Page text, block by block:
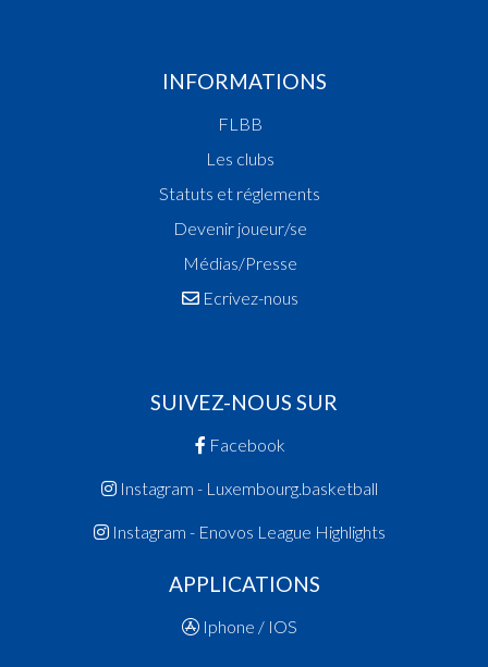
INFORMATIONS
FLBB
Les clubs
Statuts et réglements
Devenir joueur/se
Médias/Presse
Ecrivez-nous
SUIVEZ-NOUS SUR
Facebook
Instagram - Luxembourg.basketball
Instagram - Enovos League Highlights
APPLICATIONS
Iphone / IOS